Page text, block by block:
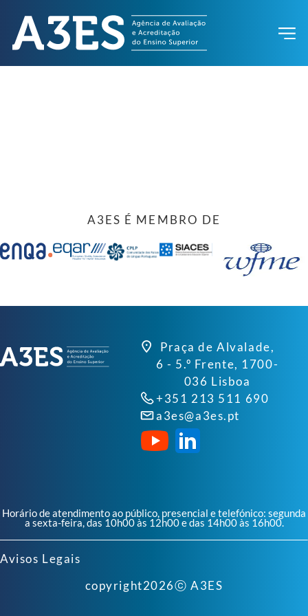
A3ES É MEMBRO DE
Praça de Alvalade,
6 - 5.º Frente, 1700-
036 Lisboa
+351 213 511 690
a3es@a3es.pt
Horário de atendimento ao público, presencial e telefónico: segunda
a sexta-feira, das 10h00 às 12h00 e das 14h00 às 16h00.
Avisos Legais
copyright2026ⓒ A3ES